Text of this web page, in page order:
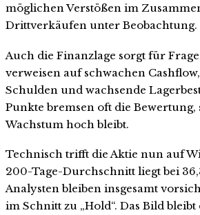
möglichen Verstößen im
Drittverkäufen unter Beobachtung.
Auch die Finanzlage sorgt für
verweisen auf schwachen
Schulden und wachsende
Punkte bremsen oft die Bewertung,
Wachstum hoch bleibt.
Technisch trifft die Aktie nun auf
200-Tage-Durchschnitt liegt bei
Analysten bleiben insgesamt
im Schnitt zu „Hold“. Das Bild